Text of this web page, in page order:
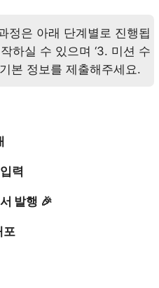
정은 아래 단계별로 진행됩
하실 수 있으며 ‘3. 미션 수
본 정보를 제출해주세요.
력
발행 🎉
포